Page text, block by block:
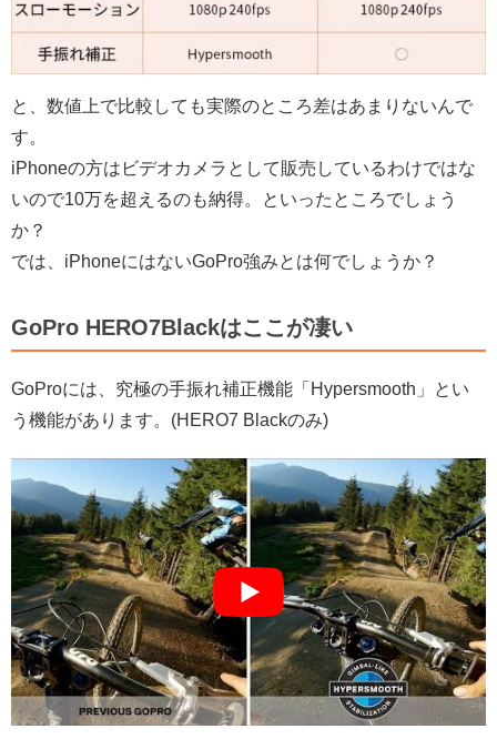
と、数値上で比較しても実際のところ差はあまりないんで
す。
iPhoneの方はビデオカメラとして販売しているわけではな
いので10万を超えるのも納得。といったところでしょう
か？
では、iPhoneにはないGoPro強みとは何でしょうか？
GoPro HERO7Blackはここが凄い
GoProには、究極の手振れ補正機能「Hypersmooth」とい
う機能があります。(HERO7 Blackのみ)